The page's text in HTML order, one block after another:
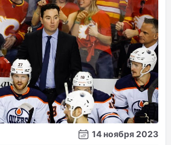
14 ноября 2023